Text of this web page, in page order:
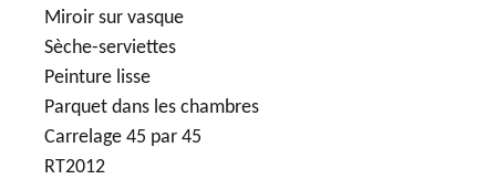
Miroir sur vasque
Sèche-serviettes
Peinture lisse
Parquet dans les chambres
Carrelage 45 par 45
RT2012